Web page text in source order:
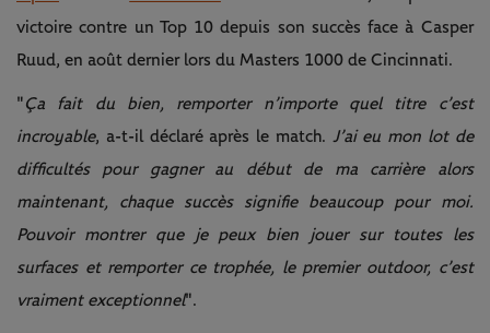
victoire contre un Top 10 depuis son succès face à Casper
Ruud, en août dernier lors du Masters 1000 de Cincinnati.
"Ça fait du bien, remporter n’importe quel titre c’est
incroyable, a-t-il déclaré après le match. J’ai eu mon lot de
difficultés pour gagner au début de ma carrière alors
maintenant, chaque succès signifie beaucoup pour moi.
Pouvoir montrer que je peux bien jouer sur toutes les
surfaces et remporter ce trophée, le premier outdoor, c’est
vraiment exceptionnel".